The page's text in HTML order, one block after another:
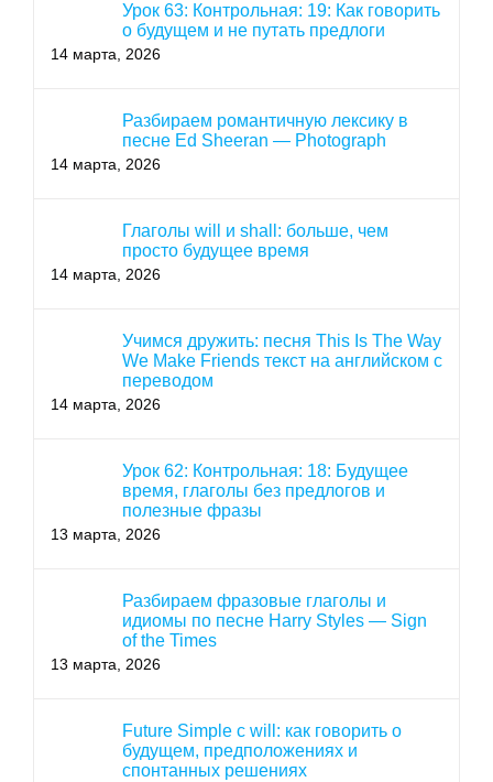
Урок 63: Контрольная: 19: Как говорить
о будущем и не путать предлоги
14 марта, 2026
Разбираем романтичную лексику в
песне Ed Sheeran — Photograph
14 марта, 2026
Глаголы will и shall: больше, чем
просто будущее время
14 марта, 2026
Учимся дружить: песня This Is The Way
We Make Friends текст на английском с
переводом
14 марта, 2026
Урок 62: Контрольная: 18: Будущее
время, глаголы без предлогов и
полезные фразы
13 марта, 2026
Разбираем фразовые глаголы и
идиомы по песне Harry Styles — Sign
of the Times
13 марта, 2026
Future Simple с will: как говорить о
будущем, предположениях и
спонтанных решениях